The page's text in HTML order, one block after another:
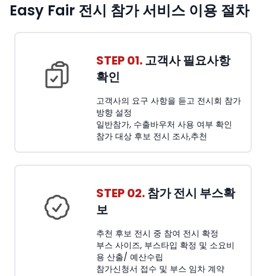
Easy Fair 전시 참가 서비스 이용 절차
STEP 01.고객사 필요사항
확인
고객사의 요구 사항을 듣고 전시회 참가
방향 설정
일반참가, 수출바우처 사용 여부 확인
참가 대상 후보 전시 조사,추천
STEP 02.참가 전시 부스확
보
추천 후보 전시 중 참여 전시 확정
부스 사이즈, 부스타입 확정 및 소요비
용 산출/ 예산수립
참가신청서 접수 및 부스 임차 계약